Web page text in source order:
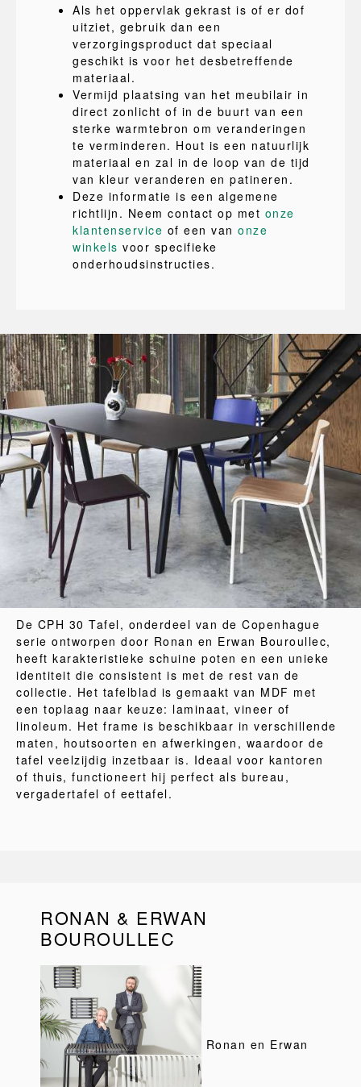
Als het oppervlak gekrast is of er dof
uitziet, gebruik dan een
verzorgingsproduct dat speciaal
geschikt is voor het desbetreffende
materiaal.
Vermijd plaatsing van het meubilair in
direct zonlicht of in de buurt van een
sterke warmtebron om veranderingen
te verminderen. Hout is een natuurlijk
materiaal en zal in de loop van de tijd
van kleur veranderen en patineren.
Deze informatie is een algemene
richtlijn. Neem contact op met onze
klantenservice of een van onze
winkels voor specifieke
onderhoudsinstructies.
De CPH 30 Tafel, onderdeel van de Copenhague
serie ontworpen door Ronan en Erwan Bouroullec,
heeft karakteristieke schuine poten en een unieke
identiteit die consistent is met de rest van de
collectie. Het tafelblad is gemaakt van MDF met
een toplaag naar keuze: laminaat, vineer of
linoleum. Het frame is beschikbaar in verschillende
maten, houtsoorten en afwerkingen, waardoor de
tafel veelzijdig inzetbaar is. Ideaal voor kantoren
of thuis, functioneert hij perfect als bureau,
vergadertafel of eettafel.
RONAN & ERWAN
BOUROULLEC
Ronan en Erwan